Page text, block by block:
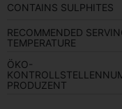
CONTAINS SULPHITES
RECOMMENDED
TEMPERATURE
ÖKO-
PRODUZENT